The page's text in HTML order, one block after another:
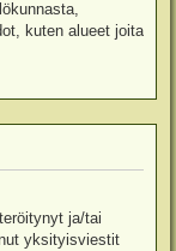
kuten alueet joita
ja/tai
yksityisviestit